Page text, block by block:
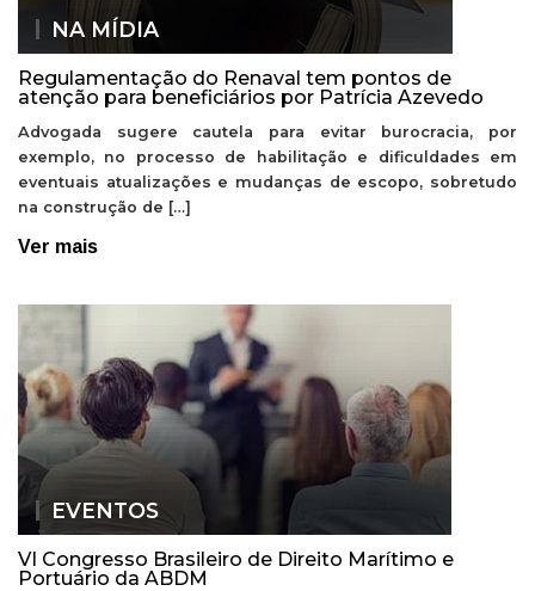
NA MÍDIA
Regulamentação do Renaval tem pontos de
atenção para beneficiários por Patrícia Azevedo
Advogada sugere cautela para evitar burocracia, por
exemplo, no processo de habilitação e dificuldades em
eventuais atualizações e mudanças de escopo, sobretudo
na construção de […]
Ver mais
EVENTOS
VI Congresso Brasileiro de Direito Marítimo e
Portuário da ABDM